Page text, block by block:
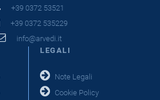
+39 0372 53521
+39 0372 535229
info@arvedi.it
LEGALI
Note Legali
Cookie Policy